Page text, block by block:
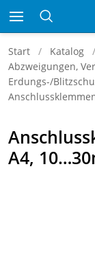
Start Katalog
Abzweigungen,
Erdungs-/
A4,